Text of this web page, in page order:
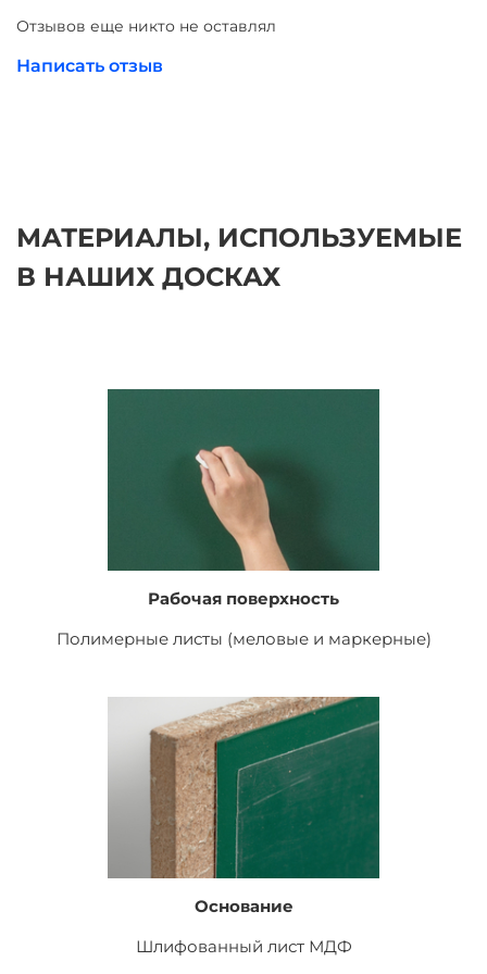
досок.
Все школьные доски соответствуют ГОСТ 20064-86
Отзывов еще никто не оставлял
Написать отзыв
МАТЕРИАЛЫ, ИСПОЛЬЗУЕМЫЕ
В НАШИХ ДОСКАХ
Рабочая поверхность
Полимерные листы (меловые и маркерные)
Основание
Шлифованный лист МДФ